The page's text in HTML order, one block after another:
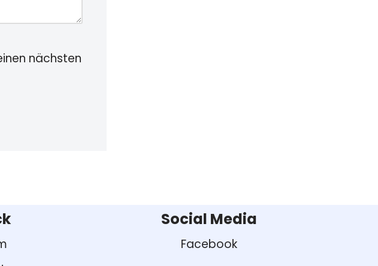
nächsten
Social Media
Facebook